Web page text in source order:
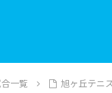
一覧 旭ヶ丘テ